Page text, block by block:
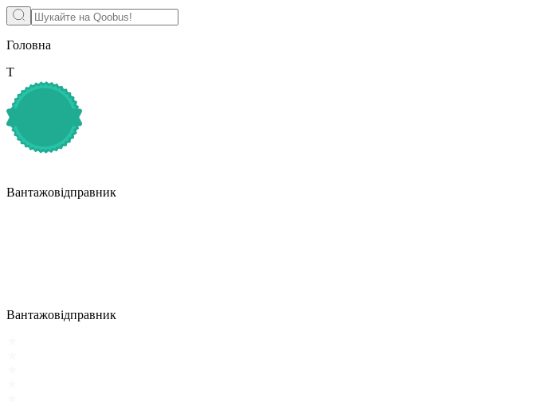
Головна
Т
Вантажовідправник
Вантажовідправник